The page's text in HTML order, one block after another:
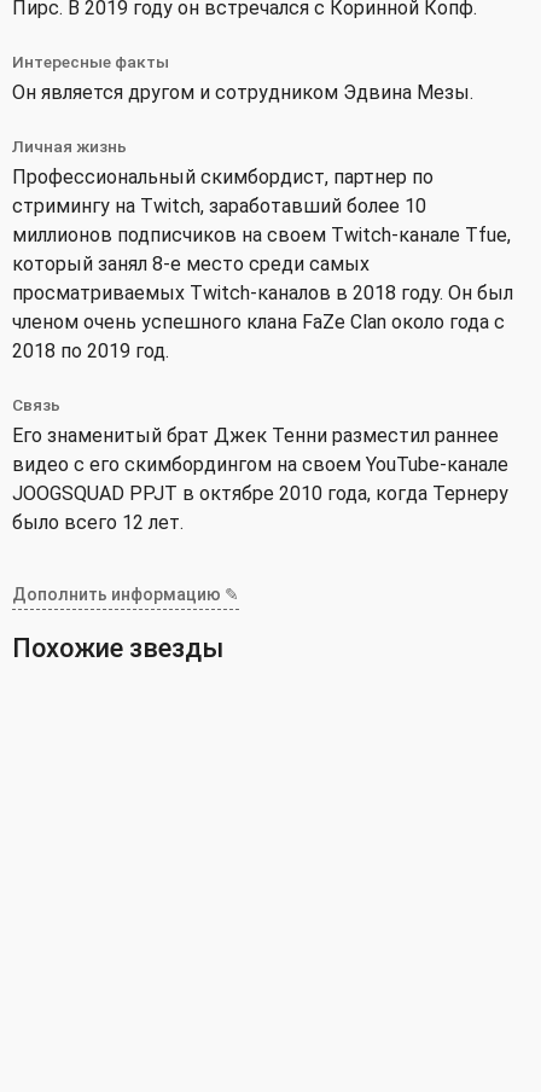
Пирс. В 2019 году он встречался с Коринной Копф.
Интересные факты
Он является другом и сотрудником Эдвина Мезы.
Личная жизнь
Профессиональный скимбордист, партнер по
стримингу на Twitch, заработавший более 10
миллионов подписчиков на своем Twitch-канале Tfue,
который занял 8-е место среди самых
просматриваемых Twitch-каналов в 2018 году. Он был
членом очень успешного клана FaZe Clan около года с
2018 по 2019 год.
Связь
Его знаменитый брат Джек Тенни разместил раннее
видео с его скимбордингом на своем YouTube-канале
JOOGSQUAD PPJT в октябре 2010 года, когда Тернеру
было всего 12 лет.
Дополнить информацию ✎
Похожие звезды